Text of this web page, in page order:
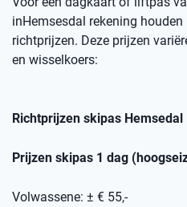
inHemsesdal rekening
richtprijzen. Deze prijzen
en wisselkoers:
Richtprijzen skipas Hemsedal
Prijzen skipas 1 dag
Volwassene: ± € 55,-